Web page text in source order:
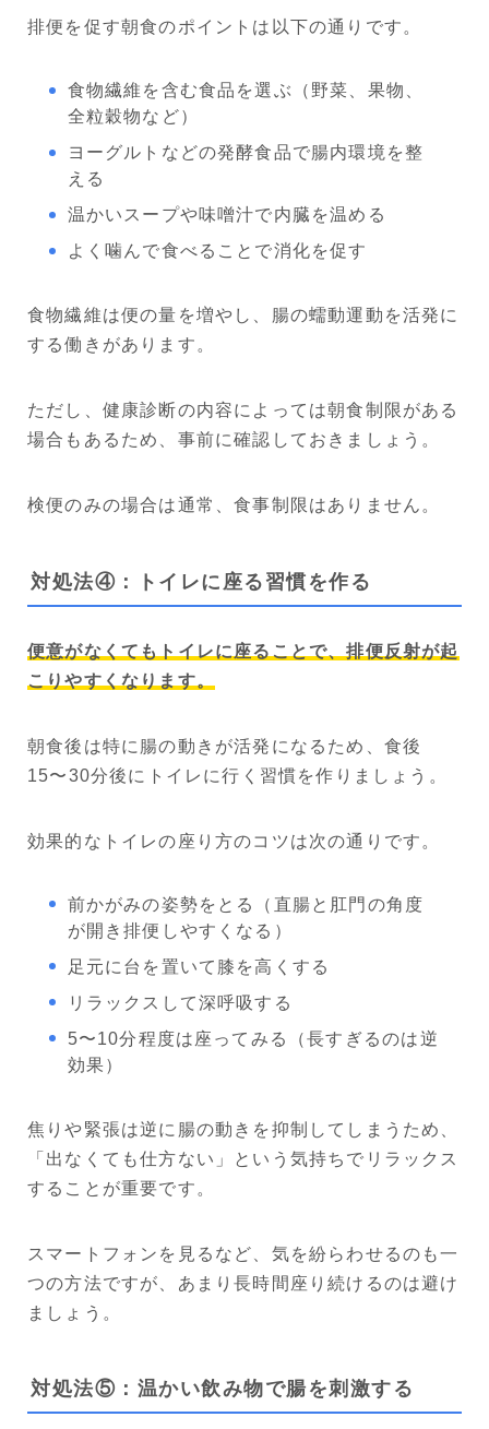
排便を促す朝食のポイントは以下の通りです。
食物繊維を含む食品を選ぶ（野菜、果物、
全粒穀物など）
ヨーグルトなどの発酵食品で腸内環境を整
える
温かいスープや味噌汁で内臓を温める
よく噛んで食べることで消化を促す
食物繊維は便の量を増やし、腸の蠕動運動を活発に
する働きがあります。
ただし、健康診断の内容によっては朝食制限がある
場合もあるため、事前に確認しておきましょう。
検便のみの場合は通常、食事制限はありません。
対処法④：トイレに座る習慣を作る
便意がなくてもトイレに座ることで、排便反射が起
こりやすくなります。
朝食後は特に腸の動きが活発になるため、食後
15〜30分後にトイレに行く習慣を作りましょう。
効果的なトイレの座り方のコツは次の通りです。
前かがみの姿勢をとる（直腸と肛門の角度
が開き排便しやすくなる）
足元に台を置いて膝を高くする
リラックスして深呼吸する
5〜10分程度は座ってみる（長すぎるのは逆
効果）
焦りや緊張は逆に腸の動きを抑制してしまうため、
「出なくても仕方ない」という気持ちでリラックス
することが重要です。
スマートフォンを見るなど、気を紛らわせるのも一
つの方法ですが、あまり長時間座り続けるのは避け
ましょう。
対処法⑤：温かい飲み物で腸を刺激する